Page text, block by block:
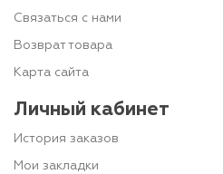
Связаться с нами
Возврат товара
Карта сайта
Личный кабинет
История заказов
Мои закладки